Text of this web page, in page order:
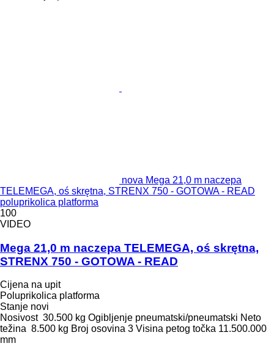
nova Mega 21,0 m naczepa
TELEMEGA, oś skrętna, STRENX 750 - GOTOWA - READ
poluprikolica platforma
100
VIDEO
Mega 21,0 m naczepa TELEMEGA, oś skrętna,
STRENX 750 - GOTOWA - READ
Cijena na upit
Poluprikolica platforma
Stanje novi
Nosivost 30.500 kg Ogibljenje pneumatski/pneumatski Neto
težina 8.500 kg Broj osovina 3 Visina petog točka 11.500.000
mm